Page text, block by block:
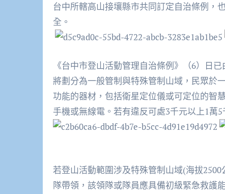
台中所轄高山接壤縣市共同訂定自治條例，
全。
《台中市登山活動管理自治條例》（6）日已
將劃分為一般管制與特殊管制山域，民眾於
功能的器材，包括衛星定位儀或可定位的智
手機或無線電。若有違反可處3千元以上1萬5
若登山活動範圍涉及特殊管制山域(海拔2500
隊帶領，該領隊或隊員應具備初級緊急救護